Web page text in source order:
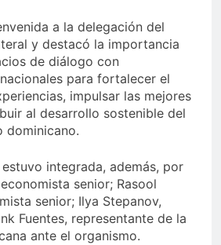
a la delegación del
y destacó la importancia
de diálogo con
para fortalecer el
impulsar las mejores
al desarrollo sostenible del
dominicano.
integrada, además, por
senior; Rasool
senior; Ilya Stepanov,
Fuentes, representante de la
ante el organismo.